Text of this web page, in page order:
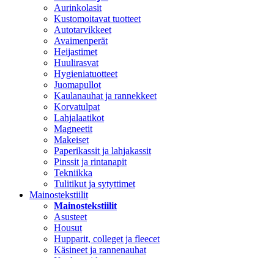
Aurinkolasit
Kustomoitavat tuotteet
Autotarvikkeet
Avaimenperät
Heijastimet
Huulirasvat
Hygieniatuotteet
Juomapullot
Kaulanauhat ja rannekkeet
Korvatulpat
Lahjalaatikot
Magneetit
Makeiset
Paperikassit ja lahjakassit
Pinssit ja rintanapit
Tekniikka
Tulitikut ja sytyttimet
Mainostekstiilit
Mainostekstiilit
Asusteet
Housut
Hupparit, colleget ja fleecet
Käsineet ja rannenauhat